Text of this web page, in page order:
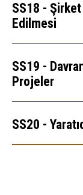
SS18 - Şirket
Edilmesi
SS19 -
Projeler
SS20 -